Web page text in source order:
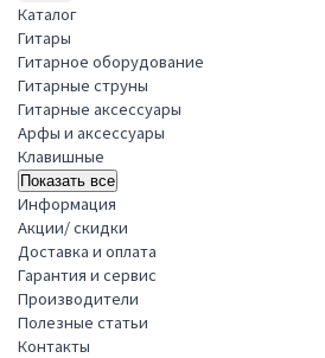
Каталог
Гитары
Гитарное оборудование
Гитарные струны
Гитарные аксессуары
Арфы и аксессуары
Клавишные
Показать все
Информация
Акции/ скидки
Доставка и оплата
Гарантия и сервис
Производители
Полезные статьи
Контакты